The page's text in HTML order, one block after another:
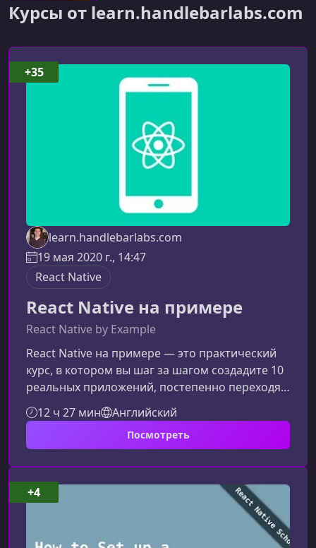
Курсы от learn.handlebarlabs.com
learn.handlebarlabs.com
19 мая 2020 г., 14:47
React Native
React Native на примере
React Native by Example
React Native на примере — это практический
курс, в котором вы шаг за шагом создадите 10
реальных приложений, постепенно переходя
от базовых интерфейсов к сложным
архитектурным решениям. Курс идеально
подходит тем, кто хочет быстро освоить React
Native на прикладных задачах и собрать
впечатляющий портфолио‑проектов.Что
представляет собой курсReact Native
позволяет разрабатывать полноценные
мобильные приложения для iOS и Android,
используя JavaS
12 ч 27 мин Английский
Посмотреть
+35
+4